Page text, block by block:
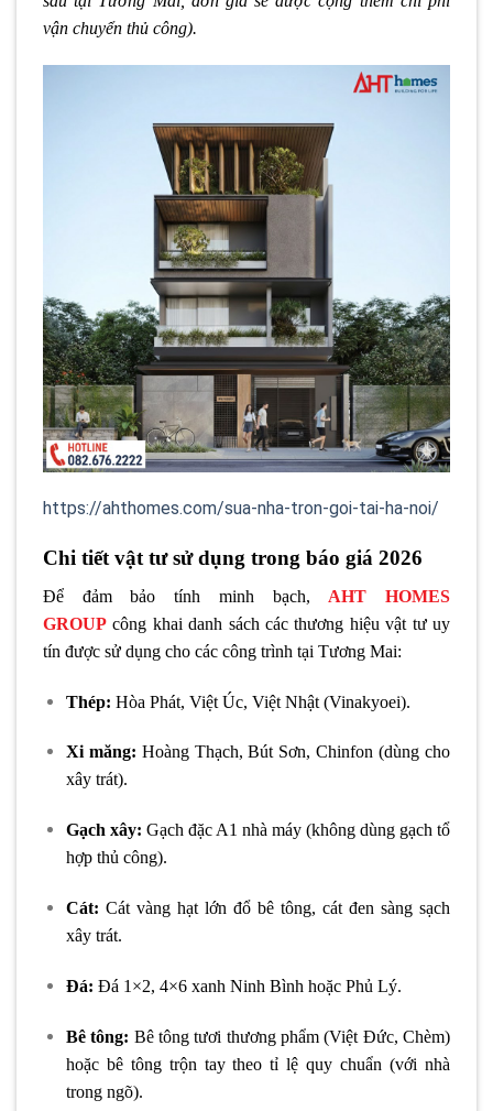
vận chuyển thủ công).
https://ahthomes.com/sua-nha-tron-goi-tai-ha-noi/
Chi tiết vật tư sử dụng trong báo giá 2026
Để đảm bảo tính minh bạch, AHT HOMES
GROUP công khai danh sách các thương hiệu vật tư uy
tín được sử dụng cho các công trình tại Tương Mai:
Thép: Hòa Phát, Việt Úc, Việt Nhật (Vinakyoei).
Xi măng: Hoàng Thạch, Bút Sơn, Chinfon (dùng cho
xây trát).
Gạch xây: Gạch đặc A1 nhà máy (không dùng gạch tổ
hợp thủ công).
Cát: Cát vàng hạt lớn đổ bê tông, cát đen sàng sạch
xây trát.
Đá: Đá 1×2, 4×6 xanh Ninh Bình hoặc Phủ Lý.
Bê tông: Bê tông tươi thương phẩm (Việt Đức, Chèm)
hoặc bê tông trộn tay theo tỉ lệ quy chuẩn (với nhà
trong ngõ).